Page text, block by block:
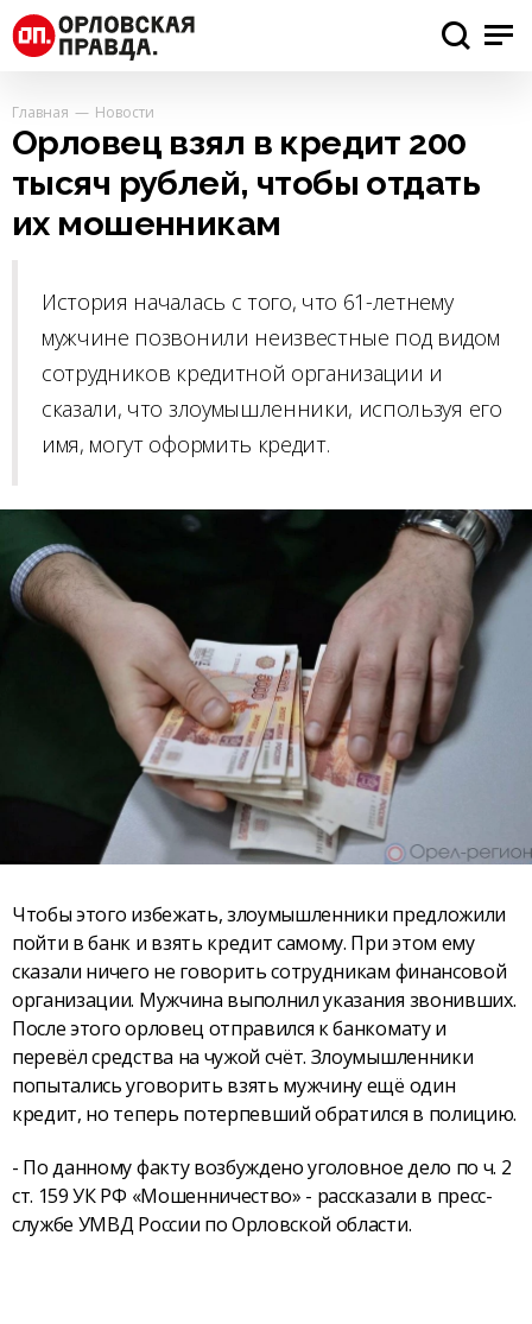
Главная Новости
Орловец взял в кредит 200
тысяч рублей, чтобы отдать
их мошенникам
История началась с того, что 61-летнему
мужчине позвонили неизвестные под видом
сотрудников кредитной организации и
сказали, что злоумышленники, используя его
имя, могут оформить кредит.
Чтобы этого избежать, злоумышленники предложили
пойти в банк и взять кредит самому. При этом ему
сказали ничего не говорить сотрудникам финансовой
организации. Мужчина выполнил указания звонивших.
После этого орловец отправился к банкомату и
перевёл средства на чужой счёт. Злоумышленники
попытались уговорить взять мужчину ещё один
кредит, но теперь потерпевший обратился в полицию.
- По данному факту возбуждено уголовное дело по ч. 2
ст. 159 УК РФ «Мошенничество» - рассказали в пресс-
службе УМВД России по Орловской области.